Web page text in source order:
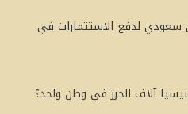
سعودي لدفع الاستثمارات في
آلاف الجزر في وطن واحد؟